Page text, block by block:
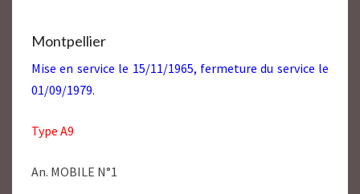
Montpellier
Mise en service le 15/11/1965, fermeture du service le
01/09/1979.
Type A9
An. MOBILE N°1